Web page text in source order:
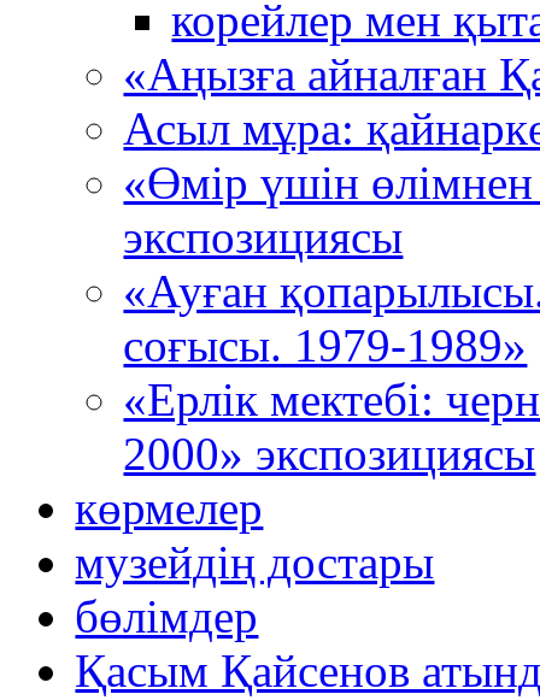
корейлер мен
«Аңызға айналған
Асыл мұра:
«Өмір үшін
экспозициясы
«Ауған
соғысы. 1979-1989»
«Ерлік мектебі:
2000» экспозициясы
көрмелер
музейдің достары
бөлімдер
Қасым Қайсенов